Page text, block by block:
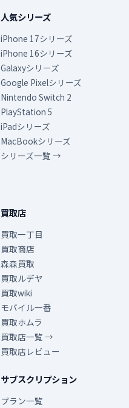
人気シリーズ
iPhone 17シリーズ
iPhone 16シリーズ
Galaxyシリーズ
Google Pixelシリーズ
Nintendo Switch 2
PlayStation 5
iPadシリーズ
MacBookシリーズ
シリーズ一覧 →
買取店
買取一丁目
買取商店
森森買取
買取ルデヤ
買取wiki
モバイル一番
買取ホムラ
買取店一覧 →
買取店レビュー
サブスクリプション
プラン一覧